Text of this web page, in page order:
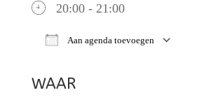
20:00 - 21:00
Aan agenda toevoegen
WAAR